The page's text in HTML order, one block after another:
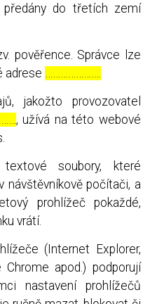
předány do třetích zemí
pověřence. Správce lze
adrese
jakožto provozovatel
, užívá na této webové
soubory, které
návštěvníkově počítači, a
prohlížeč pokaždé,
vrátí.
(Internet Explorer,
apod.) podporují
nastavení prohlížečů